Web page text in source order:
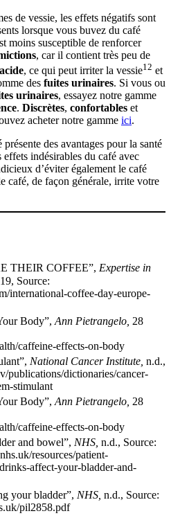
de vessie, les effets négatifs sont
lorsque vous buvez du café
moins susceptible de renforcer
, car il contient très peu de
acide, ce qui peut irriter la vessie12 et
des fuites urinaires. Si vous ou
urinaires, essayez notre gamme
. Discrètes, confortables et
acheter notre gamme ici.
des avantages pour la santé
effets indésirables du café avec
d’éviter également le café
café, de façon générale, irrite votre
THEIR COFFEE”, Expertise in
Source:
international-coffee-day-europe-
Body”, Ann Pietrangelo, 28
caffeine-effects-on-body
National Cancer Institute, n.d.,
publications/dictionaries/cancer-
stimulant
Body”,Ann Pietrangelo, 28
caffeine-effects-on-body
and bowel”, NHS, n.d., Source:
resources/patient-
affect-your-bladder-and-
your bladder”, NHS, n.d., Source:
pil2858.pdf